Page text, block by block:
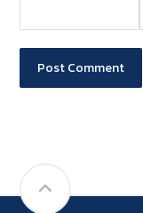
Post Comment